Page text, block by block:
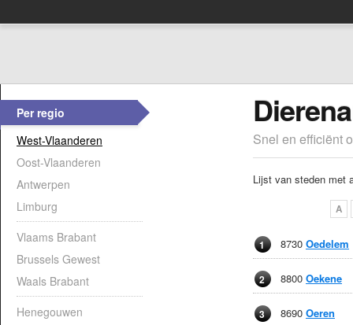
Per regio
West-Vlaanderen
Oost-Vlaanderen
Antwerpen
Limburg
Vlaams Brabant
Brussels Gewest
Waals Brabant
Henegouwen
Snel en efficiënt
Lijst van steden met
A
1 8730 Oedelem
2 8800 Oekene
3 8690 Oeren